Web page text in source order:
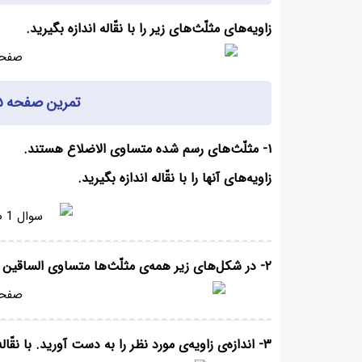
زاویه‌های مثلّث‌های زیر را با نقّاله اندازه بگیرید.
تمرین صفحه ۸۵ ریاضی چهارم با جواب
۱- مثلّث‌های رسم شده متساوی الاضلاع هستند.
زاویه‌های آنها را با نقّاله اندازه بگیرید.
۲- در شکل‌های زیر همه‌ی مثلّث‌ها متساوی الساقین هستند. زاویه‌های مورد نظر را اندازه بگیرید.
۳- اندازه‌ی زاویه‌ی مورد نظر را به دست آورید. با نقّاله همان زاویه را اندازه بگیرید.